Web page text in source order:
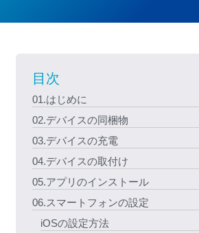
目次
01.はじめに
02.デバイスの同梱物
03.デバイスの充電
04.デバイスの取付け
05.アプリのインストール
06.スマートフォンの設定
iOSの設定方法